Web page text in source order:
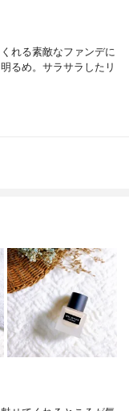
れる素敵なファンデに
るめ。サラサラしたリ